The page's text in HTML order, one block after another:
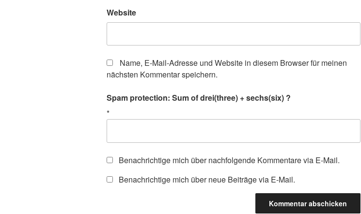
Website
Name, E-Mail-Adresse und Website in diesem Browser für meinen
nächsten Kommentar speichern.
Spam protection: Sum of drei(three) + sechs(six) ?
*
Benachrichtige mich über nachfolgende Kommentare via E-Mail.
Benachrichtige mich über neue Beiträge via E-Mail.